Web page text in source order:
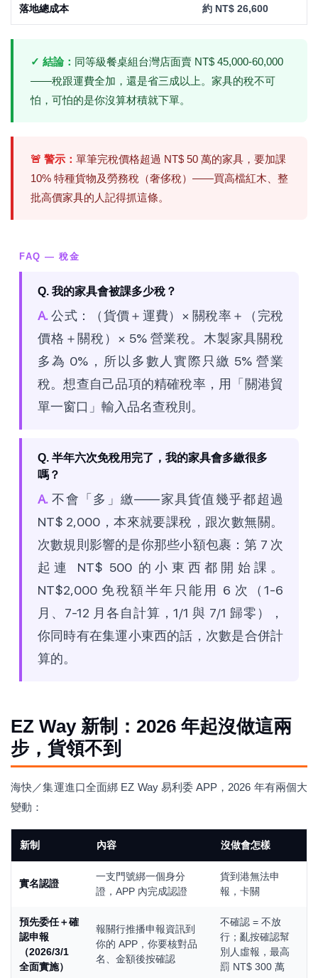
落地總成本 約 NT$ 26,600
✓ 結論： 同等級餐桌組台灣店面賣 NT$ 45,000-60,000
——稅跟運費全加，還是省三成以上。家具的稅不可
怕，可怕的是你沒算材積就下單。
🚨 警示： 單筆完稅價格超過 NT$ 50 萬的家具，要加課
10% 特種貨物及勞務稅（奢侈稅）——買高檔紅木、整
批高價家具的人記得抓這條。
FAQ — 稅金
Q. 我的家具會被課多少稅？
A.公式：（貨價＋運費）× 關稅率＋（完稅
價格＋關稅）× 5% 營業稅。木製家具關稅
多為 0%，所以多數人實際只繳 5% 營業
稅。想查自己品項的精確稅率，用「關港貿
單一窗口」輸入品名查稅則。
Q. 半年六次免稅用完了，我的家具會多繳很多
嗎？
A. 不會「多」繳——家具貨值幾乎都超過
NT$ 2,000，本來就要課稅，跟次數無關。
次數規則影響的是你那些小額包裹：第 7 次
起連 NT$ 500 的小東西都開始課。
NT$2,000 免稅額半年只能用 6 次（1-6
月、7-12 月各自計算，1/1 與 7/1 歸零），
你同時有在集運小東西的話，次數是合併計
算的。
EZ Way 新制：2026 年起沒做這兩
步，貨領不到
海快／集運進口全面綁 EZ Way 易利委 APP，2026 年有兩個大
變動：
新制 內容 沒做會怎樣
實名認證
一支門號綁一個身分
證，APP 內完成認證
貨到港無法申
報，卡關
預先委任＋確
認申報
（2026/3/1
全面實施）
報關行推播申報資訊到
你的 APP，你要核對品
名、金額後按確認
不確認 = 不放
行；亂按確認幫
別人虛報，最高
罰 NT$ 300 萬